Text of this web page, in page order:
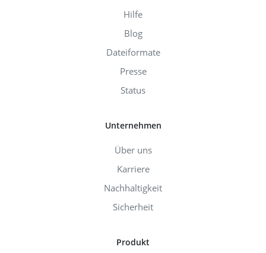
Hilfe
Blog
Dateiformate
Presse
Status
Unternehmen
Über uns
Karriere
Nachhaltigkeit
Sicherheit
Produkt